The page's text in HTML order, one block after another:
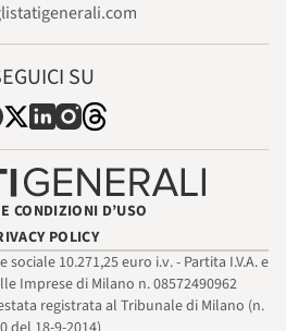
SU
CONDIZIONI D’USO
POLICY
10.271,25 euro i.v. - Partita I.V.A. e
Imprese di Milano n. 08572490962
registrata al Tribunale di Milano (n.